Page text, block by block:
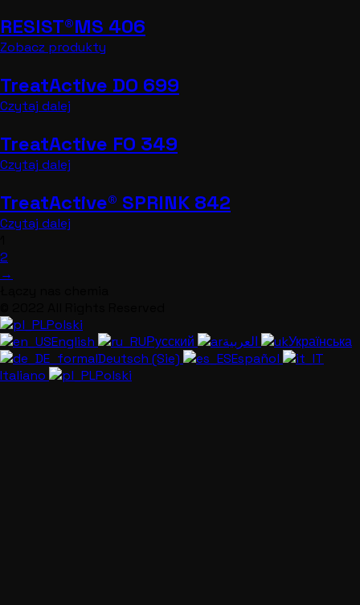
RESIST®MS 406
Zobacz produkty
TreatActive DO 699
Czytaj dalej
TreatActive FO 349
Czytaj dalej
TreatActive® SPRINK 842
Czytaj dalej
2
→
Polski
English
Русский
Українська
Deutsch (Sie)
Español
Italiano
Polski